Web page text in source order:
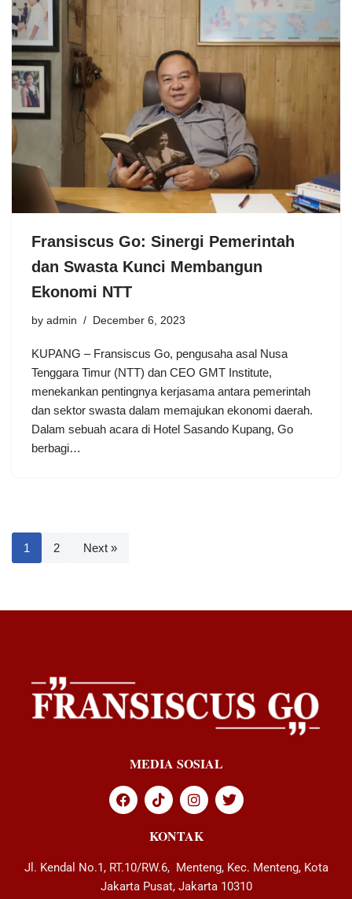
Fransiscus Go: Sinergi Pemerintah
dan Swasta Kunci Membangun
Ekonomi NTT
by admin December 6, 2023
KUPANG – Fransiscus Go, pengusaha asal Nusa
Tenggara Timur (NTT) dan CEO GMT Institute,
menekankan pentingnya kerjasama antara pemerintah
dan sektor swasta dalam memajukan ekonomi daerah.
Dalam sebuah acara di Hotel Sasando Kupang, Go
berbagi…
1 2 Next »
MEDIA SOSIAL
KONTAK
Jl. Kendal No.1, RT.10/RW.6, Menteng, Kec. Menteng, Kota
Jakarta Pusat, Jakarta 10310